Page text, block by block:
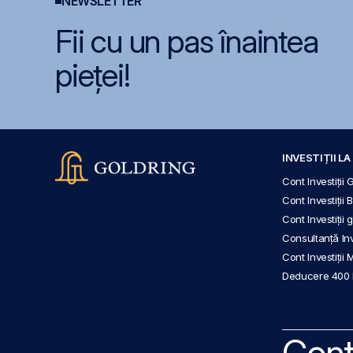
Fii cu un pas înaintea
pieței!
INVESTIȚII LA
Cont Investiții
Cont Investiții
Cont Investiții
Consultanță
Cont Investiții
Deducere 400